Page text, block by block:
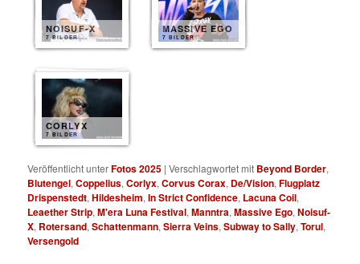
NOISUF-X
7 BILDER
MASSIVE EGO
7 BILDER
CORLYX
7 BILDER
Veröffentlicht unterFotos 2025 |Verschlagwortet mit Beyond Border,
Blutengel,Coppelius,Corlyx,Corvus Corax, De/Vision,Flugplatz
Drispenstedt,Hildesheim,In Strict Confidence, Lacuna Coil,
Leaether Strip,M'era Luna Festival,Manntra,Massive Ego,Noisuf-
X, Rotersand,Schattenmann,Sierra Veins,Subway to Sally,Torul,
Versengold